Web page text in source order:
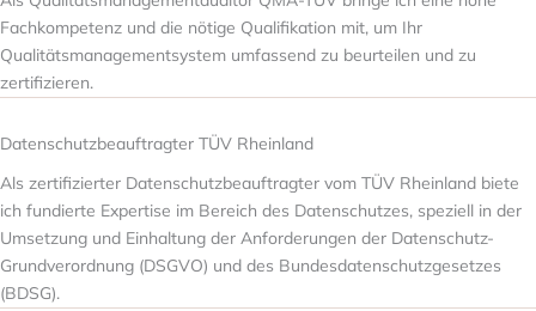
Fachkompetenz und die nötige Qualifikation mit, um Ihr
Qualitätsmanagementsystem umfassend zu beurteilen und zu
zertifizieren.
Datenschutzbeauftragter TÜV Rheinland
Als zertifizierter Datenschutzbeauftragter vom TÜV Rheinland biete
ich fundierte Expertise im Bereich des Datenschutzes, speziell in der
Umsetzung und Einhaltung der Anforderungen der Datenschutz-
Grundverordnung (DSGVO) und des Bundesdatenschutzgesetzes
(BDSG).